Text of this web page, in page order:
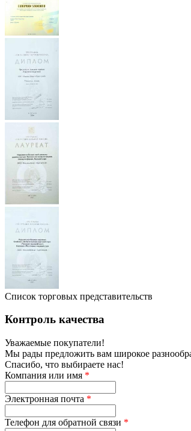
Список торговых представительств
Контроль качества
Уважаемые покупатели!
Мы рады предложить вам широкое
Спасибо, что выбираете нас!
Компания или имя *
Электронная почта *
Телефон для обратной связи *